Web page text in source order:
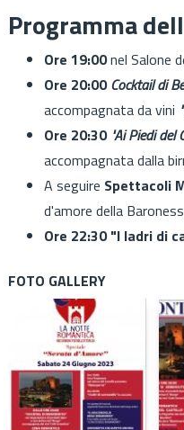
Programma
Ore 19:00nel Salone
Ore 20:00 Cocktail di
accompagnata da vini
Ore 20:30 "Ai Piedi del
accompagnata dalla
A seguire Spettacoli
d'amore della
Ore 22:30 "I ladri di
FOTO GALLERY